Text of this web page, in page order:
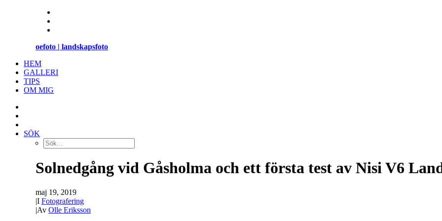
oefoto | landskapsfoto
HEM
GALLERI
TIPS
OM MIG
SÖK
Solnedgång vid Gåsholma och ett första test av Nisi V6
maj 19, 2019
|I Fotografering
|Av Olle Eriksson